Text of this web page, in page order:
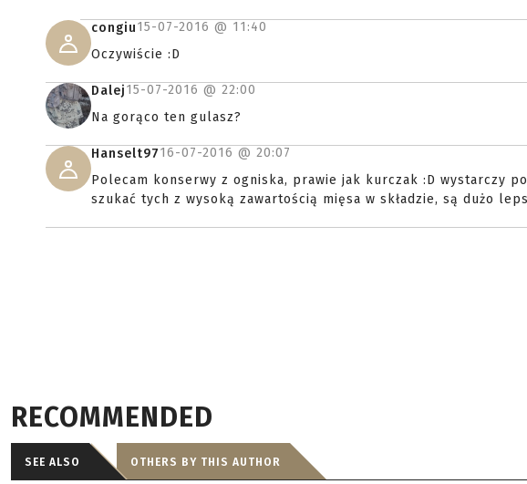
congiu15-07-2016 @ 11:40
Oczywiście :D
Dalej15-07-2016 @ 22:00
Na gorąco ten gulasz?
Hanselt9716-07-2016 @ 20:07
Polecam konserwy z ogniska, prawie jak kurczak :D wystarczy
szukać tych z wysoką zawartością mięsa w składzie, są dużo
RECOMMENDED
SEE ALSO OTHERS BY THIS AUTHOR